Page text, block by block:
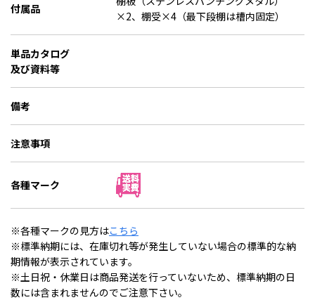
付属品
×2、棚受×4（最下段棚は槽内固定）
単品カタログ
及び資料等
備考
注意事項
各種マーク
※各種マークの見方はこちら
※標準納期には、在庫切れ等が発生していない場合の標準的な納
期情報が表示されています。
※土日祝・休業日は商品発送を行っていないため、標準納期の日
数には含まれませんのでご注意下さい。